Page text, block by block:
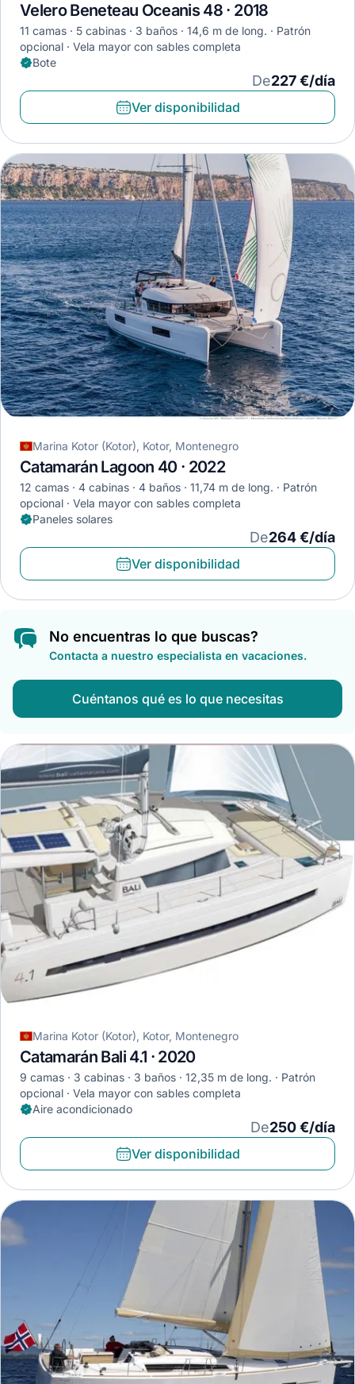
Velero Beneteau Oceanis 48 · 2018
11 camas 5 cabinas 3 baños 14,6 m de long.
Patrón
opcional
Vela mayor con sables completa
Bote
De227 €/día
Ver disponibilidad
Marina Kotor (Kotor), Kotor, Montenegro
Catamarán Lagoon 40 · 2022
12 camas 4 cabinas 4 baños 11,74 m de long.
Patrón
opcional
Vela mayor con sables completa
Paneles solares
De264 €/día
Ver disponibilidad
No encuentras lo que buscas?
Contacta a nuestro especialista en vacaciones.
Cuéntanos qué es lo que necesitas
Marina Kotor (Kotor), Kotor, Montenegro
Catamarán Bali 4.1 · 2020
9 camas 3 cabinas 3 baños 12,35 m de long.
Patrón
opcional
Vela mayor con sables completa
Aire acondicionado
De250 €/día
Ver disponibilidad